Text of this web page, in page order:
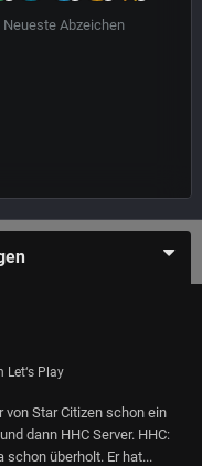
Neueste Abzeichen
Let‘s Play
von Star Citizen schon ein
dann HHC Server. HHC:
schon überholt. Er hat...